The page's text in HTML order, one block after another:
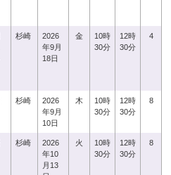
杉崎
2026
年9月
18日
金
10時
30分
12時
30分
4
杉崎
2026
年9月
10日
木
10時
30分
12時
30分
8
杉崎
2026
年10
月13
火
10時
30分
12時
30分
8